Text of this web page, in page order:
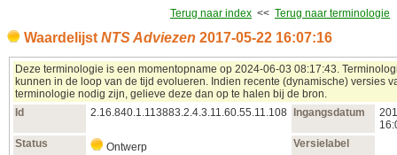
Terug naar index << Terug naar terminologie
Waardelijst NTS Adviezen 2017‑05‑22 16:07:16
Deze terminologie is een momentopname op 2024‑06‑03 08:17:43.
kunnen in de loop van de tijd evolueren. Indien recente (dynamische) versies
terminologie nodig zijn, gelieve deze dan op te halen bij de bron.
Id
2.16.840.1.113883.2.4.3.11.60.55.11.108 Ingangsdatum
Status
Ontwerp
Versielabel